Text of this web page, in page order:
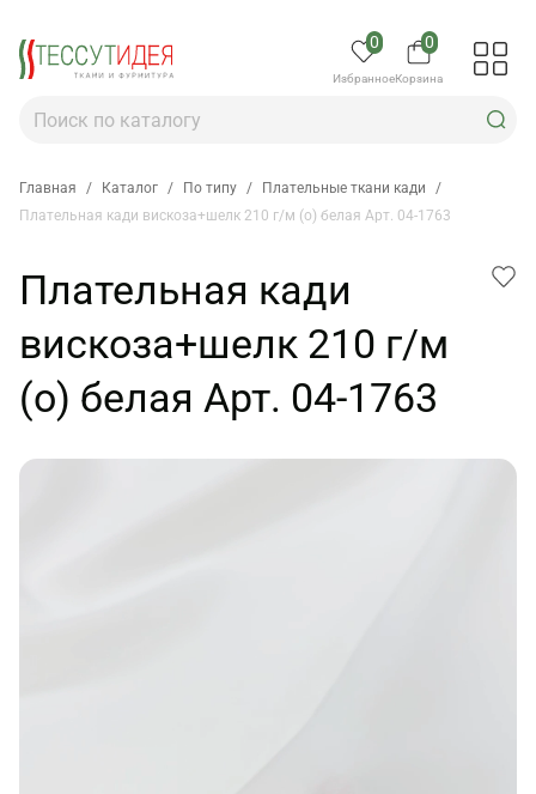
0
Избранное
0
Корзина
Главная / Каталог / По типу / Плательные ткани кади
/
Плательная кади вискоза+шелк 210 г/м (о) белая Арт. 04-1763
Плательная кади
вискоза+шелк 210 г/м
(о) белая Арт. 04-1763